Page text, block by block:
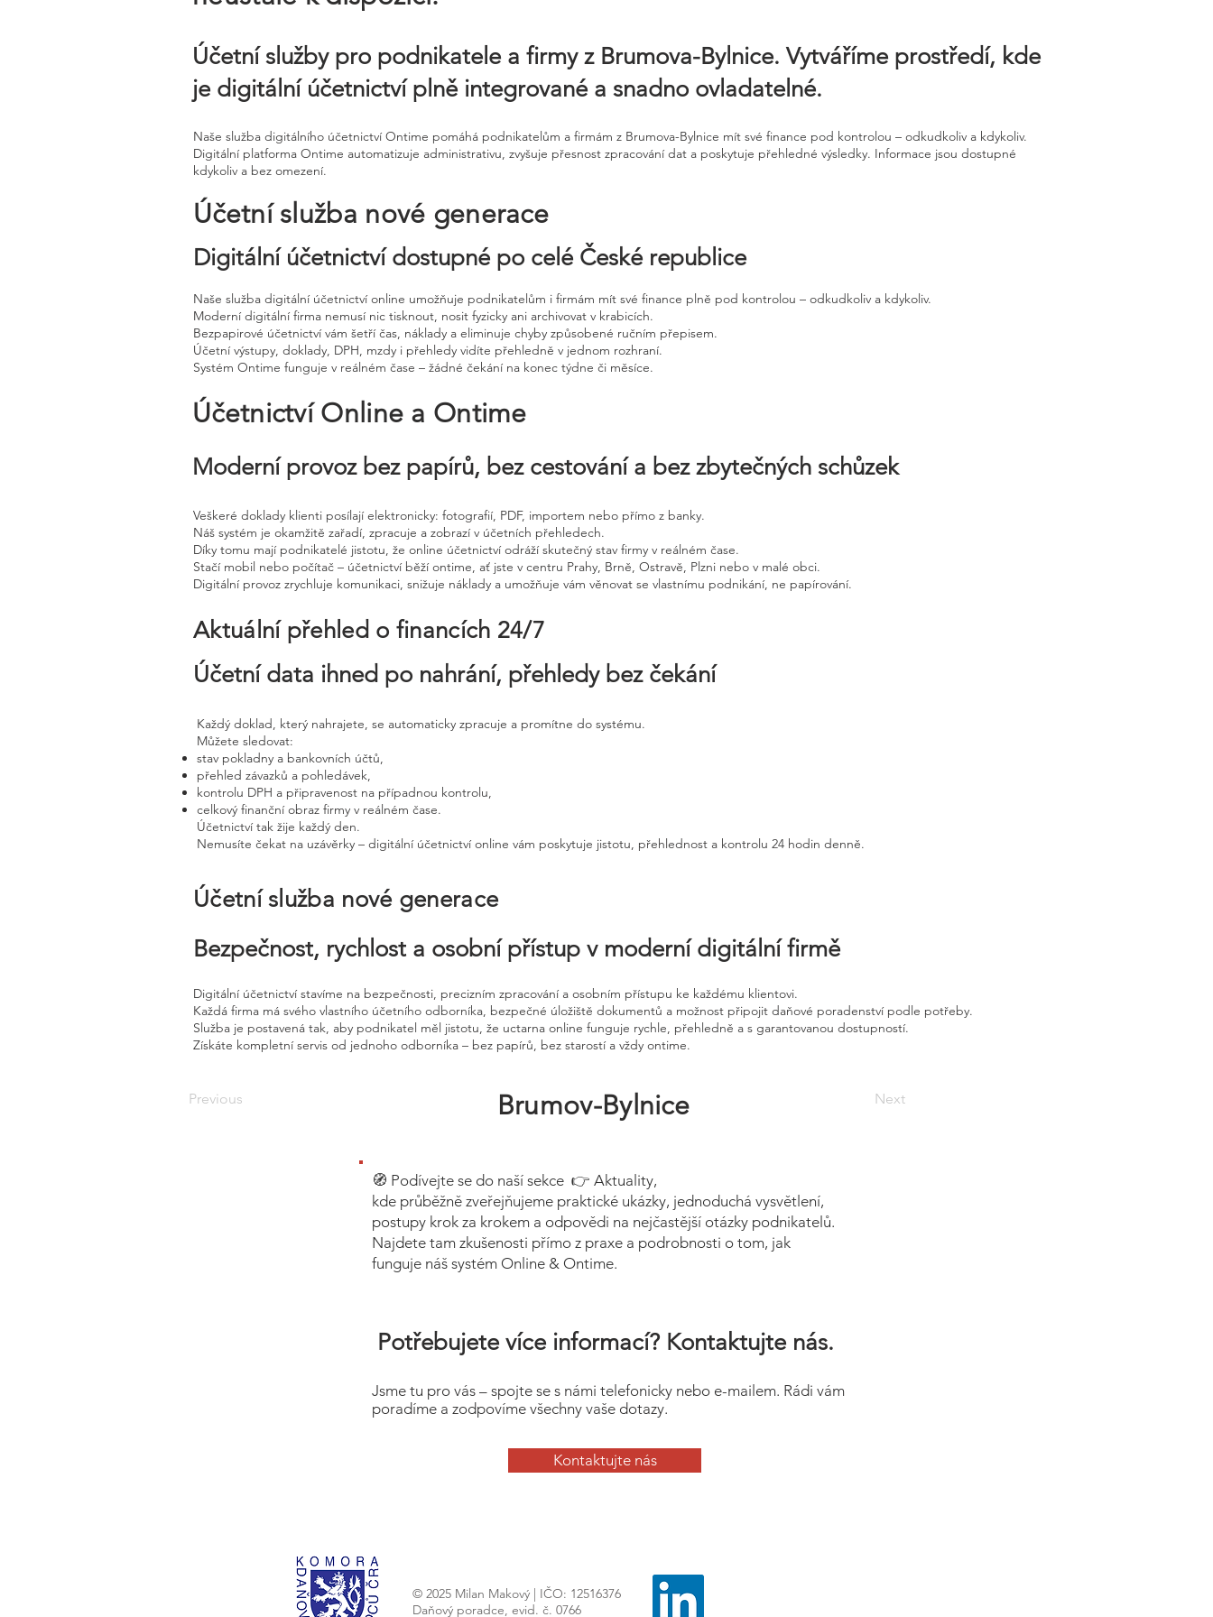
Účetní služby pro podnikatele a firmy z Brumova-Bylnice. Vytváříme prostředí, kde
je digitální účetnictví plně integrované a snadno ovladatelné.
Naše služba digitálního účetnictví Ontime pomáhá podnikatelům a firmám z Brumova-Bylnice mít své finance pod kontrolou – odkudkoliv a kdykoliv.
Digitální platforma Ontime automatizuje administrativu, zvyšuje přesnost zpracování dat a poskytuje přehledné výsledky. Informace jsou dostupné
kdykoliv a bez omezení.
Účetní služba nové generace
Digitální účetnictví dostupné po celé České republice
Naše služba digitální účetnictví online umožňuje podnikatelům i firmám mít své finance plně pod kontrolou – odkudkoliv a kdykoliv.
Moderní digitální firma nemusí nic tisknout, nosit fyzicky ani archivovat v krabicích.
Bezpapirové účetnictví vám šetří čas, náklady a eliminuje chyby způsobené ručním přepisem.
Účetní výstupy, doklady, DPH, mzdy i přehledy vidíte přehledně v jednom rozhraní.
Systém Ontime funguje v reálném čase – žádné čekání na konec týdne či měsíce.
Účetnictví Online a Ontime
Moderní provoz bez papírů, bez cestování a bez zbytečných schůzek
Veškeré doklady klienti posílají elektronicky: fotografií, PDF, importem nebo přímo z banky.
Náš systém je okamžitě zařadí, zpracuje a zobrazí v účetních přehledech.
Díky tomu mají podnikatelé jistotu, že online účetnictví odráží skutečný stav firmy v reálném čase.
Stačí mobil nebo počítač – účetnictví běží ontime, ať jste v centru Prahy, Brně, Ostravě, Plzni nebo v malé obci.
Digitální provoz zrychluje komunikaci, snižuje náklady a umožňuje vám věnovat se vlastnímu podnikání, ne papírování.
Aktuální přehled o financích 24/7
Účetní data ihned po nahrání, přehledy bez čekání
Každý doklad, který nahrajete, se automaticky zpracuje a promítne do systému.
Můžete sledovat:
stav pokladny a bankovních účtů,
přehled závazků a pohledávek,
kontrolu DPH a připravenost na případnou kontrolu,
celkový finanční obraz firmy v reálném čase.
Účetnictví tak žije každý den.
Nemusíte čekat na uzávěrky – digitální účetnictví online vám poskytuje jistotu, přehlednost a kontrolu 24 hodin denně.
Účetní služba nové generace
Bezpečnost, rychlost a osobní přístup v moderní digitální firmě
Digitální účetnictví stavíme na bezpečnosti, precizním zpracování a osobním přístupu ke každému klientovi.
Každá firma má svého vlastního účetního odborníka, bezpečné úložiště dokumentů a možnost připojit daňové poradenství podle potřeby.
Služba je postavená tak, aby podnikatel měl jistotu, že uctarna online funguje rychle, přehledně a s garantovanou dostupností.
Získáte kompletní servis od jednoho odborníka – bez papírů, bez starostí a vždy ontime.
Previous Next
Brumov-Bylnice
🧭 Podívejte se do naší sekce 👉 Aktuality,
kde průběžně zveřejňujeme praktické ukázky, jednoduchá vysvětlení,
postupy krok za krokem a odpovědi na nejčastější otázky podnikatelů.
Najdete tam zkušenosti přímo z praxe a podrobnosti o tom, jak
funguje náš systém Online & Ontime.
Potřebujete více informací? Kontaktujte nás.
Jsme tu pro vás – spojte se s námi telefonicky nebo e-mailem. Rádi vám
poradíme a zodpovíme všechny vaše dotazy.
Kontaktujte nás
© 2025 Milan Makový | IČO: 12516376
Daňový poradce, evid. č. 0766